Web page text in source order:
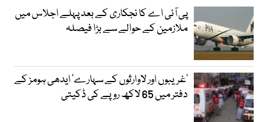
پی آئی اے کا نجکاری کے بعد پہلے اجلاس میں
ملازمین کے حوالے سے بڑا فیصلہ
’غریبوں اور لاوارثوں کے سہارے‘ ایدھی ہومز کے
دفتر میں 65 لاکھ روپے کی ڈکیتی